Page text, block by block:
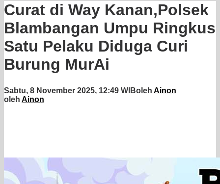
Curat di Way Kanan,Polsek
Blambangan Umpu Ringkus
Satu Pelaku Diduga Curi
Burung MurAi
Sabtu, 8 November 2025, 12:49 WIBoleh Ainon
oleh Ainon